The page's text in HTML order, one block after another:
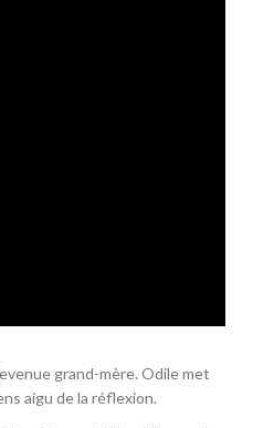
grand-mère. Odile met
aigu de la réflexion.